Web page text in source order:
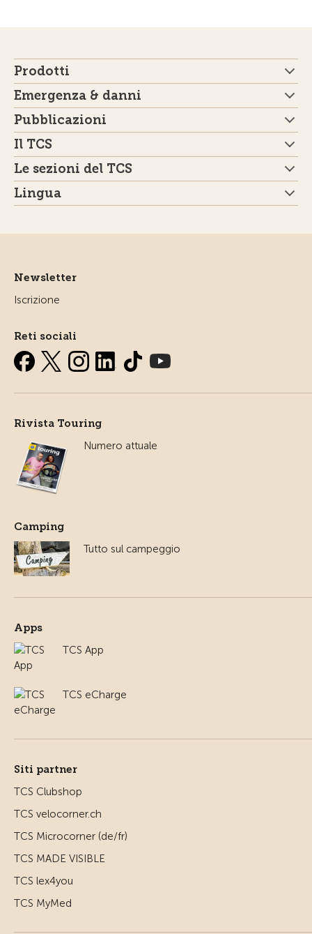
Prodotti
Emergenza & danni
Pubblicazioni
Il TCS
Le sezioni del TCS
Lingua
Newsletter
Iscrizione
Reti sociali
Rivista Touring
Numero attuale
Camping
Tutto sul campeggio
Apps
TCS App
TCS eCharge
Siti partner
TCS Clubshop
TCS velocorner.ch
TCS Microcorner (de/fr)
TCS MADE VISIBLE
TCS lex4you
TCS MyMed